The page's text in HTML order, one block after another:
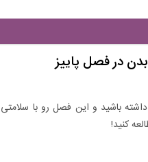
در فصل پاییز
باشید و این فصل رو با سلامتی
کنید!